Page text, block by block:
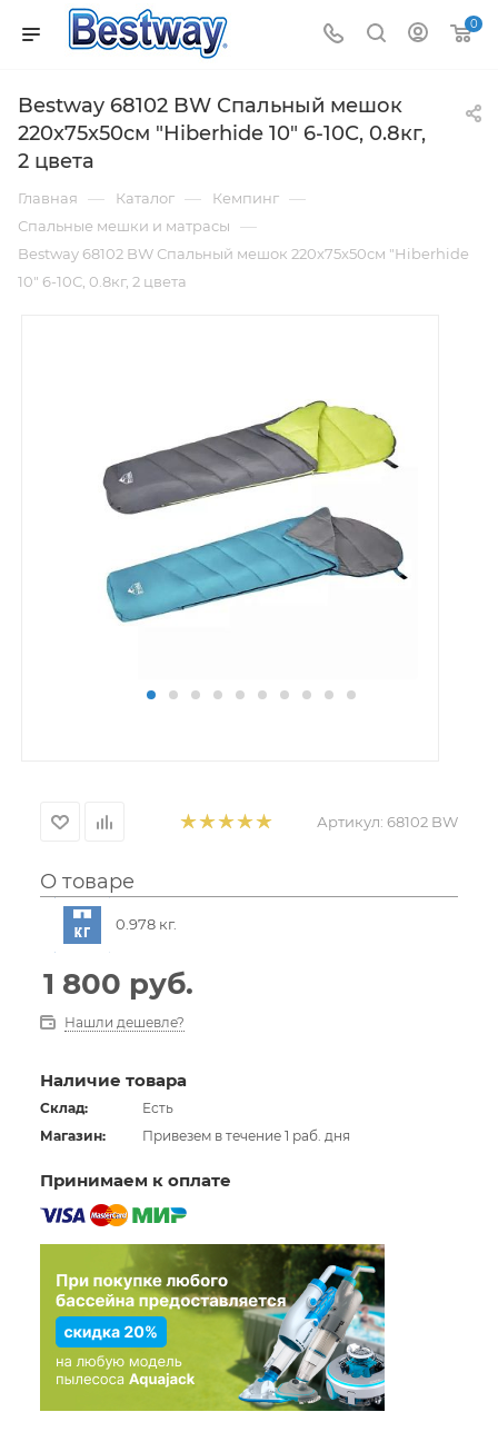
0
Bestway 68102 BW Спальный мешок
220x75x50см "Hiberhide 10" 6-10С, 0.8кг,
2 цвета
Главная — Каталог — Кемпинг —
Спальные мешки и матрасы —
Bestway 68102 BW Спальный мешок 220x75x50см "Hiberhide
10" 6-10С, 0.8кг, 2 цвета
Артикул: 68102 BW
О товаре
0.978 кг.
1 800 руб.
Нашли дешевле?
Наличие товара
Склад:
Есть
Магазин:
Привезем в течение 1 раб. дня
Принимаем к оплате